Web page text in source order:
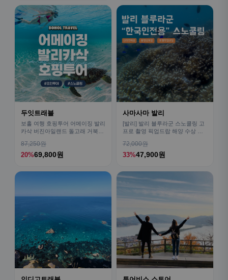
두잇트래블
보홀 여행 호핑투어 어메이징 발리
카삭 버진아일랜드 돌고래 거북이
87,250원
20%69,800원
사마사마 발리
[발리] 발리 블루라군 스노쿨링 고
프로 촬영 픽업드랍 해양 수상 액
72,000원
33%47,900원